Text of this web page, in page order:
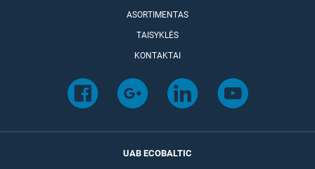
ASORTIMENTAS
TAISYKLĖS
KONTAKTAI
UAB ECOBALTIC